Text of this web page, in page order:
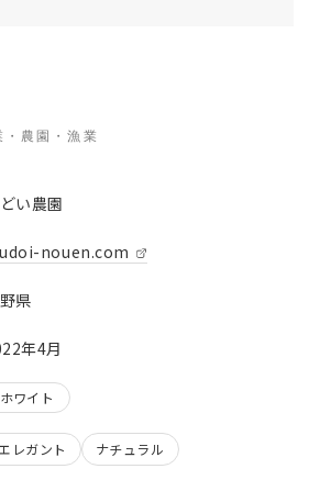
農園・漁業
い農園
nouen.com
県
年4月
ホワイト
レガント ナチュラル